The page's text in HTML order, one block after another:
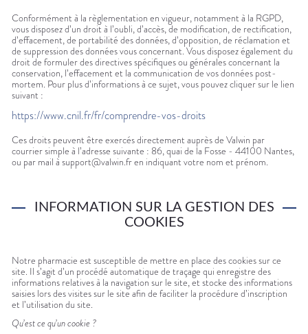
Conformément à la règlementation en vigueur, notamment à la RGPD,
vous disposez d’un droit à l’oubli, d’accès, de modification, de rectification,
d’effacement, de portabilité des données, d’opposition, de réclamation et
de suppression des données vous concernant. Vous disposez également du
droit de formuler des directives spécifiques ou générales concernant la
conservation, l’effacement et la communication de vos données post-
mortem. Pour plus d’informations à ce sujet, vous pouvez cliquer sur le lien
suivant :
https://www.cnil.fr/fr/comprendre-vos-droits
Ces droits peuvent être exercés directement auprès de Valwin par
courrier simple à l’adresse suivante : 86, quai de la Fosse - 44100 Nantes,
ou par mail à support@valwin.fr en indiquant votre nom et prénom.
INFORMATION SUR LA GESTION DES
COOKIES
Notre pharmacie est susceptible de mettre en place des cookies sur ce
site. Il s’agit d’un procédé automatique de traçage qui enregistre des
informations relatives à la navigation sur le site, et stocke des informations
saisies lors des visites sur le site afin de faciliter la procédure d’inscription
et l’utilisation du site.
Qu’est ce qu’un cookie ?